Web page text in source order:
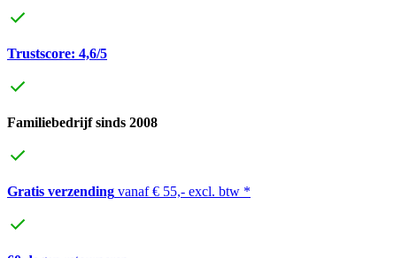
Trustscore: 4,6/5
Familiebedrijf sinds 2008
Gratis verzending vanaf € 55,- excl. btw *